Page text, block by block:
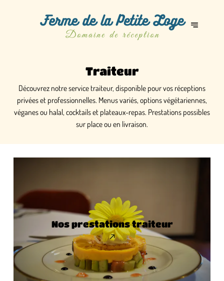
Traiteur
Découvrez notre service traiteur, disponible pour vos réceptions
privées et professionnelles. Menus variés, options végétariennes,
véganes ou halal, cocktails et plateaux-repas. Prestations possibles
sur place ou en livraison.
Nos prestations traiteur